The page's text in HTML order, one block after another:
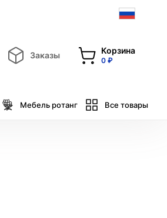
Заказы Корзина
0 ₽
Мебель ротанг Все товары